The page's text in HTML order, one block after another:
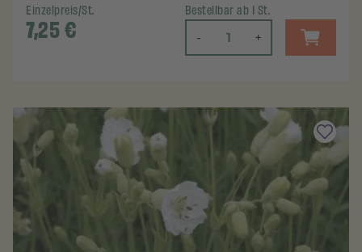
Einzelpreis/St.
7,25€
Bestellbar ab 1 St.
- +